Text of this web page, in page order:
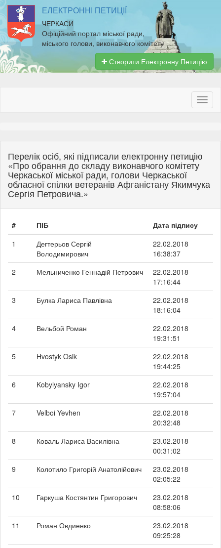
ЕЛЕКТРОННІ ПЕТИЦІЇ
ЧЕРКАСИ
Офіційний портал міської ради,
міського голови, виконавчого комітету
Створити Електронну Петицію
Перелік осіб, які підписали електронну петицію
«Про обрання до складу виконавчого комітету
Черкаської міської ради, голови Черкаської
обласної спілки ветеранів Афганістану Якимчука
Сергія Петровича.»
# ПІБ
Дата підпису
1
Дегтерьов Сергій
Володимирович
22.02.2018
16:38:37
2
Мельниченко Геннадій Петрович
22.02.2018
17:16:44
3
Булка Лариса Павлівна
22.02.2018
18:16:04
4
Вельбой Роман
22.02.2018
19:31:51
5
Hvostyk Osik
22.02.2018
19:44:25
6
Kobylyansky Igor
22.02.2018
19:57:04
7
Velboi Yevhen
22.02.2018
20:32:48
8
Коваль Лариса Василівна
23.02.2018
00:31:02
9
Колотило Григорій Анатолійович
23.02.2018
02:05:22
10
Гаркуша Костянтин Григорович
23.02.2018
08:58:06
11
Роман Овдиенко
23.02.2018
09:25:28